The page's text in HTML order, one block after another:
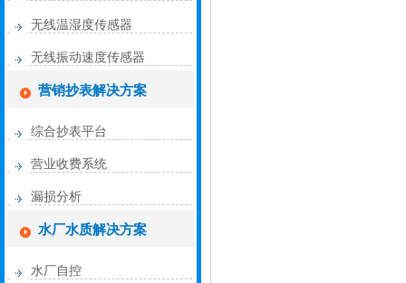
无线温湿度传感器
无线振动速度传感器
营销抄表解决方案
综合抄表平台
营业收费系统
漏损分析
水厂水质解决方案
水厂自控